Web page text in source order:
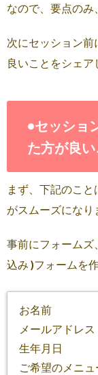
なので、要点のみ
次にセッション
良いことをシェア
•セッショ
た方が良い
まず、下記のこ
がスムーズになり
事前にフォームズ
込み )フォームを
お名前
メールアドレス
生年月日
ご希望のメニュ